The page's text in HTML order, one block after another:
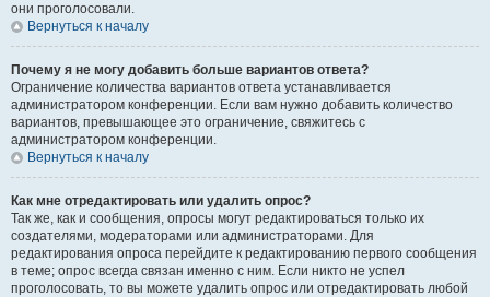
они проголосовали.
Вернуться к началу
Почему я не могу добавить больше вариантов ответа?
Ограничение количества вариантов ответа устанавливается
администратором конференции. Если вам нужно добавить количество
вариантов, превышающее это ограничение, свяжитесь с
администратором конференции.
Вернуться к началу
Как мне отредактировать или удалить опрос?
Так же, как и сообщения, опросы могут редактироваться только их
создателями, модераторами или администраторами. Для
редактирования опроса перейдите к редактированию первого сообщения
в теме; опрос всегда связан именно с ним. Если никто не успел
проголосовать, то вы можете удалить опрос или отредактировать любой